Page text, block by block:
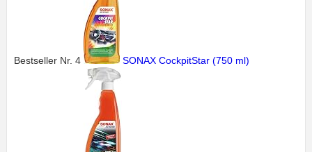
Bestseller Nr. 4 SONAX CockpitStar (750 ml)